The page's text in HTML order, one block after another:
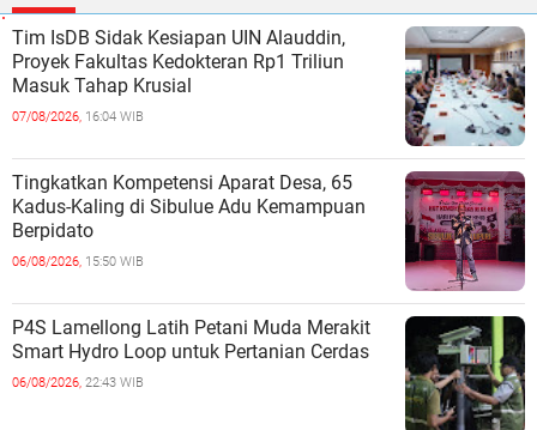
Tim IsDB Sidak Kesiapan UIN Alauddin,
Proyek Fakultas Kedokteran Rp1 Triliun
Masuk Tahap Krusial
07/08/2026, 16:04 WIB
Tingkatkan Kompetensi Aparat Desa, 65
Kadus-Kaling di Sibulue Adu Kemampuan
Berpidato
06/08/2026, 15:50 WIB
P4S Lamellong Latih Petani Muda Merakit
Smart Hydro Loop untuk Pertanian Cerdas
06/08/2026, 22:43 WIB